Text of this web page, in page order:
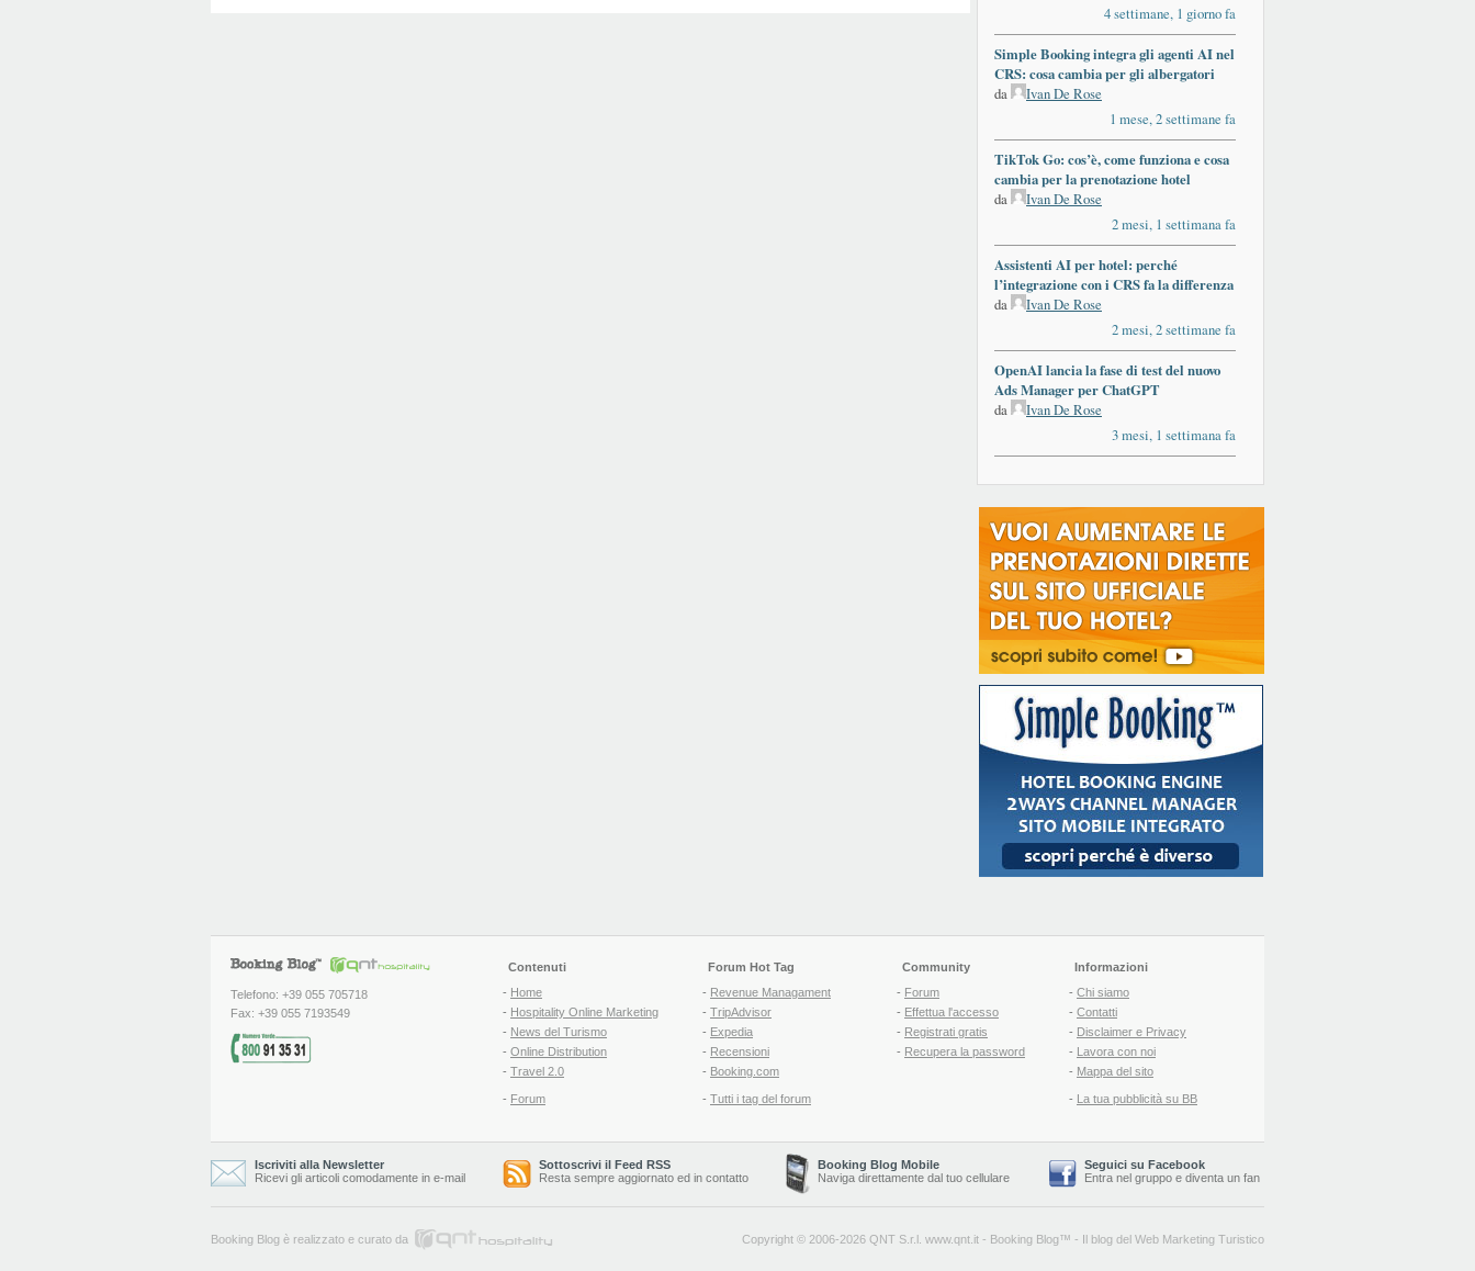
4 settimane, 1 giorno fa
Simple Booking integra gli agenti AI nel
CRS: cosa cambia per gli albergatori
da
Ivan De Rose
1 mese, 2 settimane fa
TikTok Go: cos’è, come funziona e cosa
cambia per la prenotazione hotel
da
Ivan De Rose
2 mesi, 1 settimana fa
Assistenti AI per hotel: perché
l’integrazione con i CRS fa la differenza
da
Ivan De Rose
2 mesi, 2 settimane fa
OpenAI lancia la fase di test del nuovo
Ads Manager per ChatGPT
da
Ivan De Rose
3 mesi, 1 settimana fa
Telefono: +39 055 705718
Fax: +39 055 7193549
Contenuti
- Home
- Hospitality Online Marketing
- News del Turismo
- Online Distribution
- Travel 2.0
- Forum
Forum Hot Tag
- Revenue Managament
- TripAdvisor
- Expedia
- Recensioni
- Booking.com
- Tutti i tag del forum
Community
- Forum
- Effettua l'accesso
- Registrati gratis
- Recupera la password
Informazioni
- Chi siamo
- Contatti
- Disclaimer e Privacy
- Lavora con noi
- Mappa del sito
- La tua pubblicità su BB
Iscriviti alla Newsletter
Ricevi gli articoli comodamente in e-mail
Sottoscrivi il Feed RSS
Resta sempre aggiornato ed in contatto
Booking Blog Mobile
Naviga direttamente dal tuo cellulare
Seguici su Facebook
Entra nel gruppo e diventa un fan
Booking Blog è realizzato e curato da Copyright © 2006-2026 QNT S.r.l. www.qnt.it - Booking Blog™ - Il blog del Web Marketing Turistico